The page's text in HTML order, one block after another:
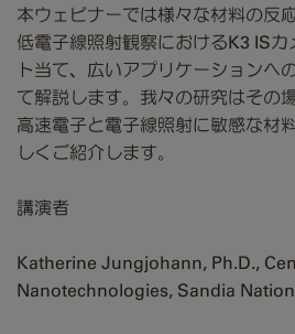
本ウェビナーでは様々な材料の反
低電子線照射観察におけるK3 IS
ト当て、広いアプリケーションへ
て解説します。我々の研究はその
高速電子と電子線照射に敏感な材
しくご紹介します。
講演者
Katherine Jungjohann, Ph.D.,
Nanotechnologies, Sandia